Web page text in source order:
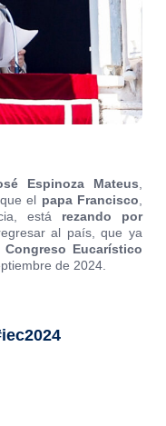
Espinoza Mateus
el papa Francisco
está rezando por
al país, que ya
Congreso Eucarístico
de 2024.